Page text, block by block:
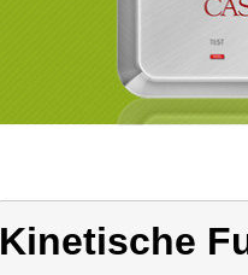
Kinetische